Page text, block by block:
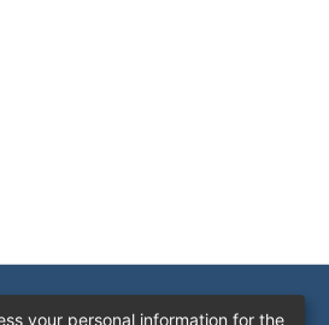
your personal information for the